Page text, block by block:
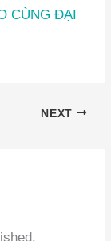
CÙNG ĐẠI
NEXT